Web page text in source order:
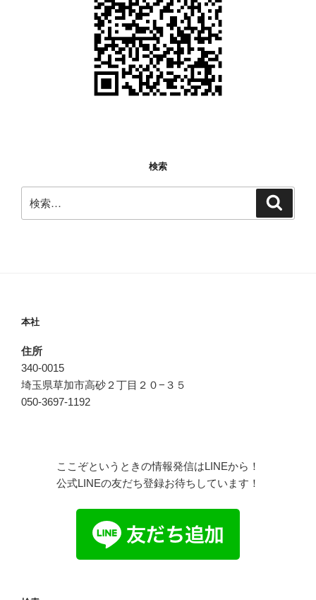
検索
本社
住所
340-0015
埼玉県草加市高砂２丁目２０−３５
050-3697-1192
ここぞというときの情報発信はLINEから！
公式LINEの友だち登録お待ちしています！